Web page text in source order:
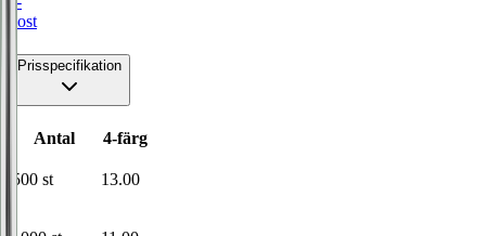
post
Prisspecifikation
Antal 4-färg
500 st 13.00